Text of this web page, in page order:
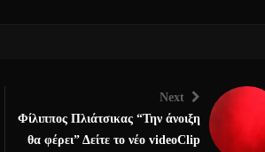
Next
Φίλιππος Πλιάτσικας “Την άνοιξη
θα φέρει” Δείτε το νέο videoClip